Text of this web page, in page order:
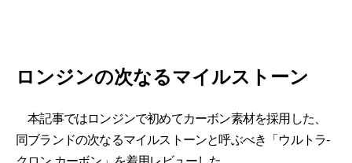
ロンジンの次なるマイルストーン
本記事ではロンジンで初めてカーボン素材を採用した、
同ブランドの次なるマイルストーンと呼ぶべき「ウルトラ-